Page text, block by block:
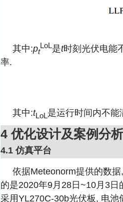
其中:pt
LoL是t时刻光伏电能
率.
其中:tLoL是运行时间内不
4 优化设计及案例分析
4.1 仿真平台
依据Meteonorm提供的数
的是2020年9月28日~10月3
采用YL270C-30b光伏板, 电